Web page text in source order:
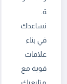
ة.
نساعدك
في بناء
علاقات
قوية مع
متابعيك